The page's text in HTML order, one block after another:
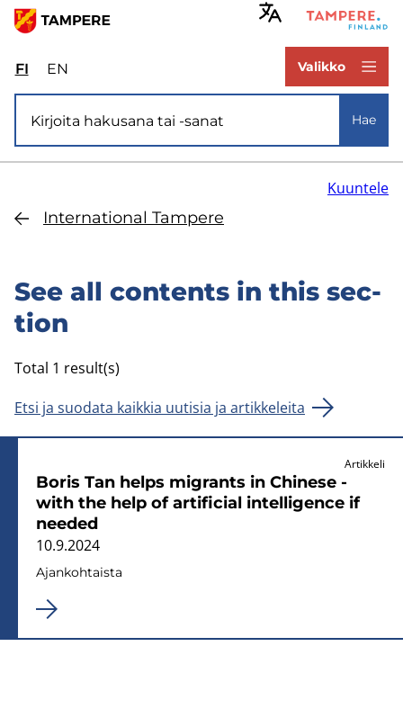
Hyppää
FIValitse
sivuston
kieli:
suomi
ENSelect
site
language:
Valikko
Hae
In­ter­na­tio­nal Tam­pe­re
Kuuntele
See all con­tents in this sec­
tion
Total 1 result(s)
Etsi ja suodata kaikkia uutisia ja artikkeleita
Artikkeli
Boris Tan helps mi­grants in Chi­ne­se -
with the help of ar­ti­ficial in­tel­li­gence if
nee­ded
10.9.2024
Ajan­koh­tais­ta